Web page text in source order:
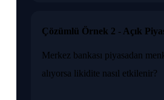
Çözümlü Örnek 2 - Açık
Merkez bankası piyasadan
alıyorsa likidite nasıl etkilenir?